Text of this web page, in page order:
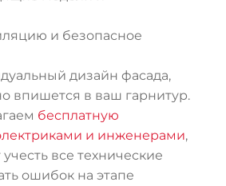
и безопасное
дизайн фасада,
впишется в ваш гарнитур.
бесплатную
и инженерами,
все технические
ошибок на этапе